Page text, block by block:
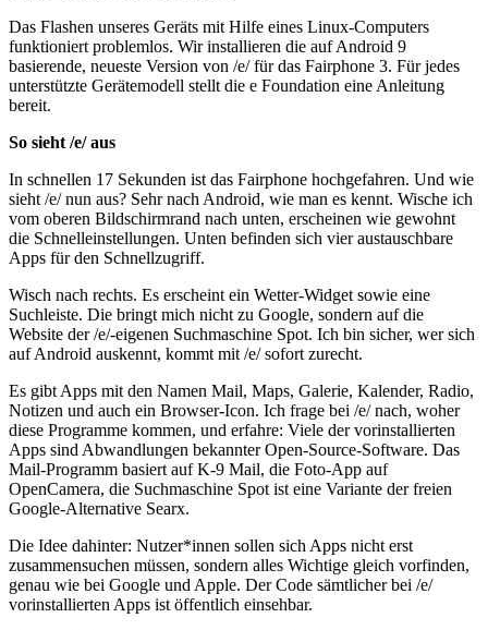
Das Flashen unseres Geräts mit Hilfe eines Linux-Computers
funktioniert problemlos. Wir installieren die auf Android 9
basierende, neueste Version von /e/ für das Fairphone 3. Für jedes
unterstützte Gerätemodell stellt die e Foundation eine Anleitung
bereit.
So sieht /e/ aus
In schnellen 17 Sekunden ist das Fairphone hochgefahren. Und wie
sieht /e/ nun aus? Sehr nach Android, wie man es kennt. Wische ich
vom oberen Bildschirmrand nach unten, erscheinen wie gewohnt
die Schnelleinstellungen. Unten befinden sich vier austauschbare
Apps für den Schnellzugriff.
Wisch nach rechts. Es erscheint ein Wetter-Widget sowie eine
Suchleiste. Die bringt mich nicht zu Google, sondern auf die
Website der /e/-eigenen Suchmaschine Spot. Ich bin sicher, wer sich
auf Android auskennt, kommt mit /e/ sofort zurecht.
Es gibt Apps mit den Namen Mail, Maps, Galerie, Kalender, Radio,
Notizen und auch ein Browser-Icon. Ich frage bei /e/ nach, woher
diese Programme kommen, und erfahre: Viele der vorinstallierten
Apps sind Abwandlungen bekannter Open-Source-Software. Das
Mail-Programm basiert auf K-9 Mail, die Foto-App auf
OpenCamera, die Suchmaschine Spot ist eine Variante der freien
Google-Alternative Searx.
Die Idee dahinter: Nutzer*innen sollen sich Apps nicht erst
zusammensuchen müssen, sondern alles Wichtige gleich vorfinden,
genau wie bei Google und Apple. Der Code sämtlicher bei /e/
vorinstallierten Apps ist öffentlich einsehbar.